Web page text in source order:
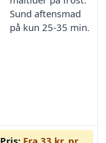
Sund aftensmad
på kun 25-35 min.